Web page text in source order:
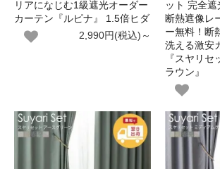
リアになじむ1級遮光オーダー
カーテン『ルピナ』 1.5倍ヒダ
2,990円(税込)～
ット 完全
断熱遮像レ
ー無料！断
洗える激安
『スヤリ
ラウン』